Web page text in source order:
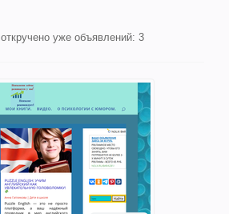
откручено уже объявлений: 3